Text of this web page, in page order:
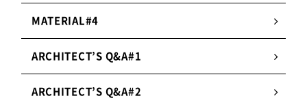
MATERIAL#4
ARCHITECT’S Q&A#1
ARCHITECT’S Q&A#2